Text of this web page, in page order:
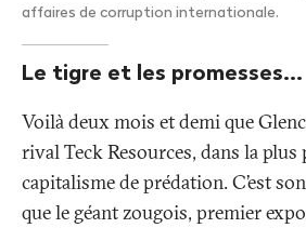
affaires de corruption internationale.
Le tigre et les promesses...
Voilà deux mois et demi que
rival Teck Resources, dans la
capitalisme de prédation. C’est
que le géant zougois, premier